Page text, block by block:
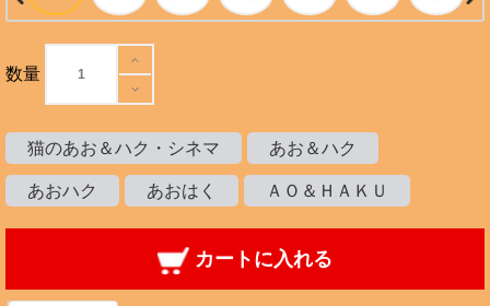
数量
猫のあお＆ハク・シネマ あお＆ハク
あおハク あおはく ＡＯ＆ＨＡＫＵ
カートに入れる